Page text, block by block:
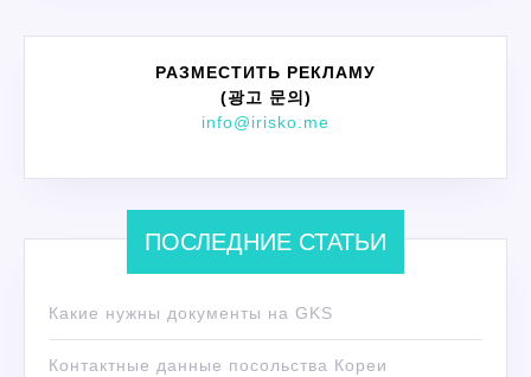
РАЗМЕСТИТЬ РЕКЛАМУ
(광고 문의)
info@irisko.me
ПОСЛЕДНИЕ СТАТЬИ
Какие нужны документы на GKS
Контактные данные посольства Кореи